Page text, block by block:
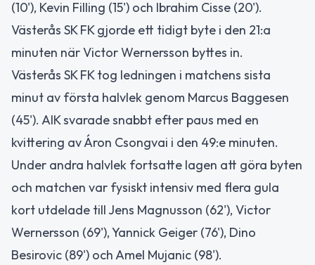
(10'), Kevin Filling (15') och Ibrahim Cisse (20').
Västerås SK FK gjorde ett tidigt byte i den 21:a
minuten när Victor Wernersson byttes in.
Västerås SK FK tog ledningen i matchens sista
minut av första halvlek genom Marcus Baggesen
(45'). AIK svarade snabbt efter paus med en
kvittering av Áron Csongvai i den 49:e minuten.
Under andra halvlek fortsatte lagen att göra byten
och matchen var fysiskt intensiv med flera gula
kort utdelade till Jens Magnusson (62'), Victor
Wernersson (69'), Yannick Geiger (76'), Dino
Besirovic (89') och Amel Mujanic (98').